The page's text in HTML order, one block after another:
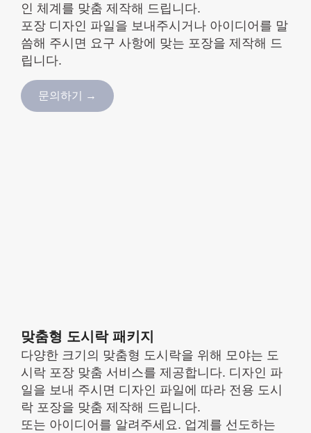
인 체계를 맞춤 제작해 드립니다.
포장 디자인 파일을 보내주시거나 아이디어를 말
씀해 주시면 요구 사항에 맞는 포장을 제작해 드
립니다.
문의하기 →
맞춤형 도시락 패키지
다양한 크기의 맞춤형 도시락을 위해 모야는 도
시락 포장 맞춤 서비스를 제공합니다. 디자인 파
일을 보내 주시면 디자인 파일에 따라 전용 도시
락 포장을 맞춤 제작해 드립니다.
또는 아이디어를 알려주세요. 업계를 선도하는